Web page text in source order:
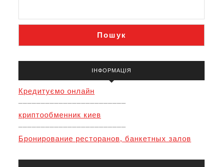
Пошук
ІНФОРМАЦІЯ
Кредитуємо онлайн
––––––––––––––––––––––––
криптообменник киев
––––––––––––––––––––––––
Бронирование ресторанов, банкетных залов